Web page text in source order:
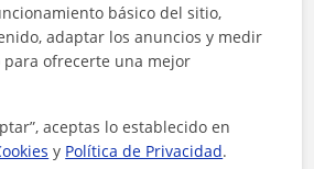
básico del sitio,
adaptar los anuncios y medir
para ofrecerte una mejor
aceptas lo establecido en
y Política de Privacidad.